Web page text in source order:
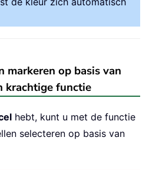
markeren op basis van
krachtige functie
hebt, kunt u met de functie
selecteren op basis van